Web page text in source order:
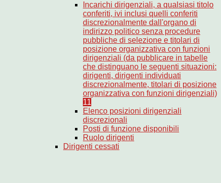
Incarichi dirigenziali, a qualsiasi titolo
conferiti, ivi inclusi quelli conferiti
discrezionalmente dall'organo di
indirizzo politico senza procedure
pubbliche di selezione e titolari di
posizione organizzativa con funzioni
dirigenziali (da pubblicare in tabelle
che distinguano le seguenti situazioni:
dirigenti, dirigenti individuati
discrezionalmente, titolari di posizione
organizzativa con funzioni dirigenziali)
11
Elenco posizioni dirigenziali
discrezionali
Posti di funzione disponibili
Ruolo dirigenti
Dirigenti cessati